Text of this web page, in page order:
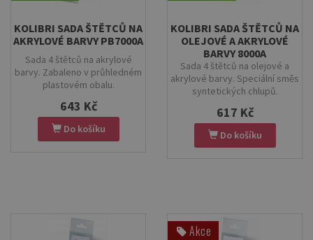
KOLIBRI SADA ŠTĚTCŮ NA
AKRYLOVÉ BARVY PB7000A
Sada 4 štětců na akrylové
barvy. Zabaleno v průhledném
plastovém obalu.
643 Kč
Do košíku
KOLIBRI SADA ŠTĚTCŮ NA
OLEJOVÉ A AKRYLOVÉ
BARVY 8000A
Sada 4 štětců na olejové a
akrylové barvy. Speciální směs
syntetických chlupů.
617 Kč
Do košíku
Akce